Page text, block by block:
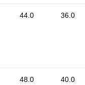
44.0 36.0
48.0 40.0